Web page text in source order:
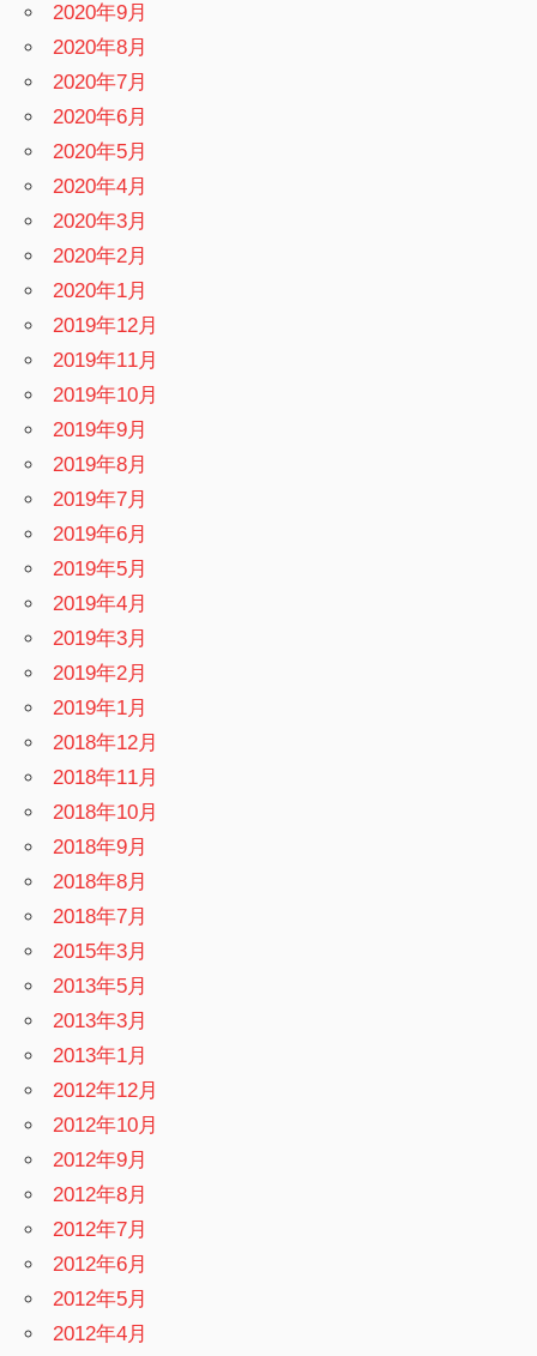
2020年9月
2020年8月
2020年7月
2020年6月
2020年5月
2020年4月
2020年3月
2020年2月
2020年1月
2019年12月
2019年11月
2019年10月
2019年9月
2019年8月
2019年7月
2019年6月
2019年5月
2019年4月
2019年3月
2019年2月
2019年1月
2018年12月
2018年11月
2018年10月
2018年9月
2018年8月
2018年7月
2015年3月
2013年5月
2013年3月
2013年1月
2012年12月
2012年10月
2012年9月
2012年8月
2012年7月
2012年6月
2012年5月
2012年4月